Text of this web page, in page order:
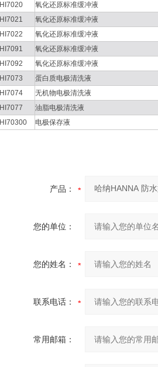
HI7020
氧化还原标准缓冲液
HI7021
氧化还原标准缓冲液
HI7022
氧化还原标准缓冲液
HI7091
氧化还原标准缓冲液
HI7092
氧化还原标准缓冲液
HI7073
蛋白质电极清洗液
HI7074
无机物电极清洗液
HI7077
油脂电极清洗液
HI70300
电极保存液
产品：
您的单位：
您的姓名：
联系电话：
常用邮箱：